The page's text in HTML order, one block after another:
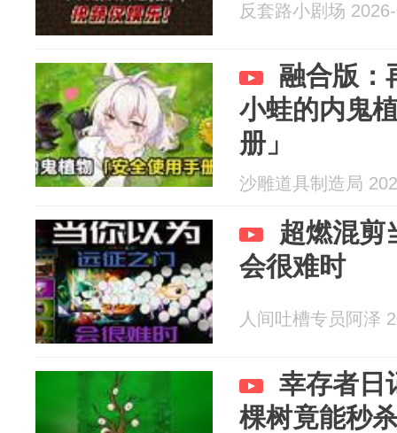
反套路小剧场
融合版：
小蛙的内鬼
册」
沙雕道具制造局
超燃混剪
会很难时
人间吐槽专员阿泽
幸存者日
棵树竟能秒